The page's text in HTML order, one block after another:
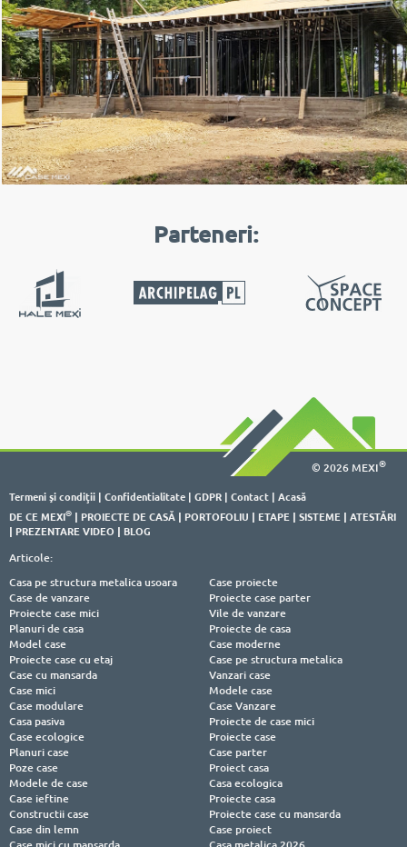
Parteneri:
© 2026 MEXI®
Termeni şi condiţii | Confidentialitate | GDPR | Contact | Acasă
DE CE MEXI® | PROIECTE DE CASĂ | PORTOFOLIU | ETAPE | SISTEME | ATESTĂRI
| PREZENTARE VIDEO | BLOG
Articole:
Casa pe structura metalica usoara
Case de vanzare
Proiecte case mici
Planuri de casa
Model case
Proiecte case cu etaj
Case cu mansarda
Case mici
Case modulare
Casa pasiva
Case proiecte
Proiecte case parter
Vile de vanzare
Proiecte de casa
Case moderne
Case pe structura metalica
Vanzari case
Modele case
Case Vanzare
Proiecte de case mici
Case ecologice
Planuri case
Poze case
Modele de case
Case ieftine
Constructii case
Case din lemn
Proiecte case
Case parter
Proiect casa
Casa ecologica
Proiecte casa
Proiecte case cu mansarda
Case proiect